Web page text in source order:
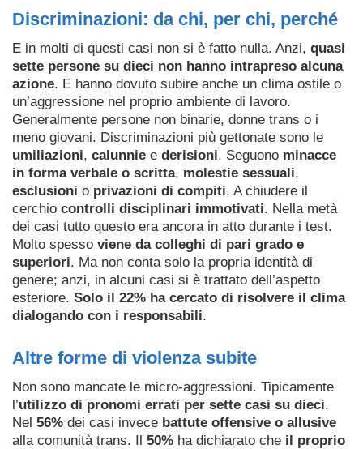
Discriminazioni: da chi, per chi, perché
E in molti di questi casi non si è fatto nulla. Anzi, quasi
sette persone su dieci non hanno intrapreso alcuna
azione. E hanno dovuto subire anche un clima ostile o
un’aggressione nel proprio ambiente di lavoro.
Generalmente persone non binarie, donne trans o i
meno giovani. Discriminazioni più gettonate sono le
umiliazioni, calunnie e derisioni. Seguono minacce
in forma verbale o scritta, molestie sessuali,
esclusioni o privazioni di compiti. A chiudere il
cerchio controlli disciplinari immotivati. Nella metà
dei casi tutto questo era ancora in atto durante i test.
Molto spesso viene da colleghi di pari grado e
superiori. Ma non conta solo la propria identità di
genere; anzi, in alcuni casi si è trattato dell’aspetto
esteriore. Solo il 22% ha cercato di risolvere il clima
dialogando con i responsabili.
Altre forme di violenza subite
Non sono mancate le micro-aggressioni. Tipicamente
l’utilizzo di pronomi errati per sette casi su dieci.
Nel 56% dei casi invece battute offensive o allusive
alla comunità trans. Il 50% ha dichiarato che il proprio